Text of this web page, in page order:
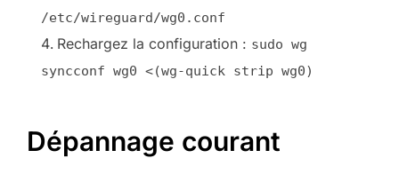
/etc/wireguard/wg0.conf
Rechargez la configuration : sudo wg
syncconf wg0 <(wg-quick strip wg0)
Dépannage courant